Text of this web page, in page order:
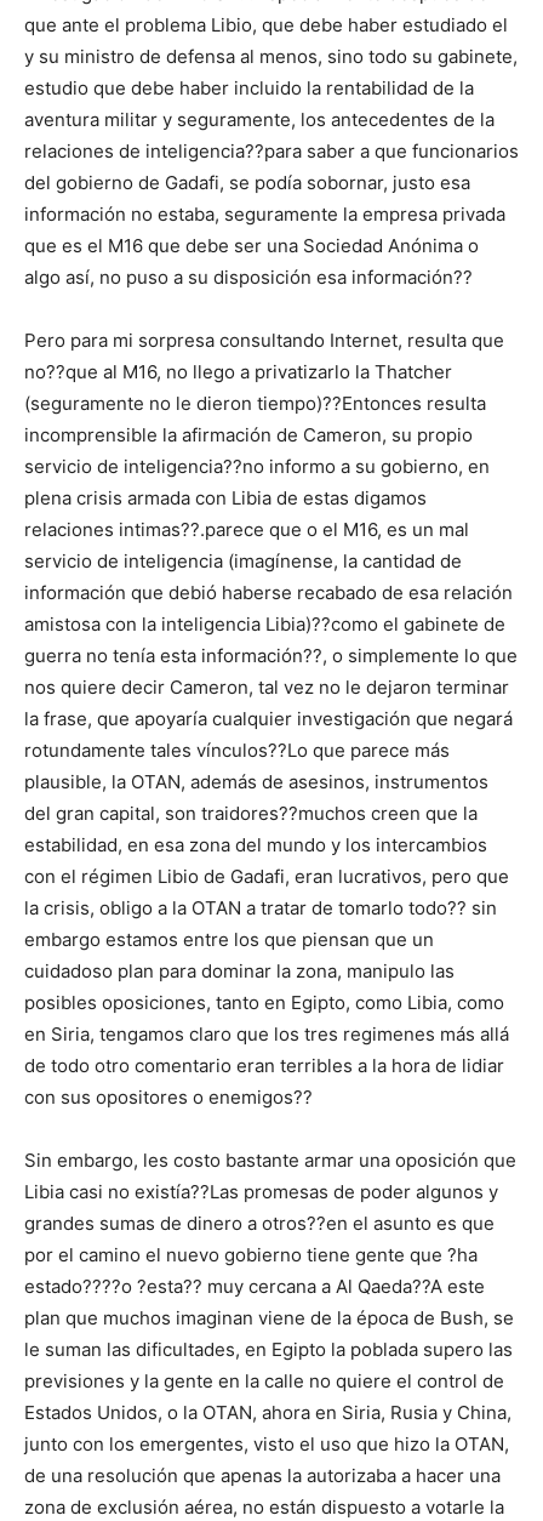
que ante el problema Libio, que debe haber estudiado el
y su ministro de defensa al menos, sino todo su gabinete,
estudio que debe haber incluido la rentabilidad de la
aventura militar y seguramente, los antecedentes de la
relaciones de inteligencia??para saber a que funcionarios
del gobierno de Gadafi, se podía sobornar, justo esa
información no estaba, seguramente la empresa privada
que es el M16 que debe ser una Sociedad Anónima o
algo así, no puso a su disposición esa información??
Pero para mi sorpresa consultando Internet, resulta que
no??que al M16, no llego a privatizarlo la Thatcher
(seguramente no le dieron tiempo)??Entonces resulta
incomprensible la afirmación de Cameron, su propio
servicio de inteligencia??no informo a su gobierno, en
plena crisis armada con Libia de estas digamos
relaciones intimas??.parece que o el M16, es un mal
servicio de inteligencia (imagínense, la cantidad de
información que debió haberse recabado de esa relación
amistosa con la inteligencia Libia)??como el gabinete de
guerra no tenía esta información??, o simplemente lo que
nos quiere decir Cameron, tal vez no le dejaron terminar
la frase, que apoyaría cualquier investigación que negará
rotundamente tales vínculos??Lo que parece más
plausible, la OTAN, además de asesinos, instrumentos
del gran capital, son traidores??muchos creen que la
estabilidad, en esa zona del mundo y los intercambios
con el régimen Libio de Gadafi, eran lucrativos, pero que
la crisis, obligo a la OTAN a tratar de tomarlo todo?? sin
embargo estamos entre los que piensan que un
cuidadoso plan para dominar la zona, manipulo las
posibles oposiciones, tanto en Egipto, como Libia, como
en Siria, tengamos claro que los tres regimenes más allá
de todo otro comentario eran terribles a la hora de lidiar
con sus opositores o enemigos??
Sin embargo, les costo bastante armar una oposición que
Libia casi no existía??Las promesas de poder algunos y
grandes sumas de dinero a otros??en el asunto es que
por el camino el nuevo gobierno tiene gente que ?ha
estado????o ?esta?? muy cercana a Al Qaeda??A este
plan que muchos imaginan viene de la época de Bush, se
le suman las dificultades, en Egipto la poblada supero las
previsiones y la gente en la calle no quiere el control de
Estados Unidos, o la OTAN, ahora en Siria, Rusia y China,
junto con los emergentes, visto el uso que hizo la OTAN,
de una resolución que apenas la autorizaba a hacer una
zona de exclusión aérea, no están dispuesto a votarle la